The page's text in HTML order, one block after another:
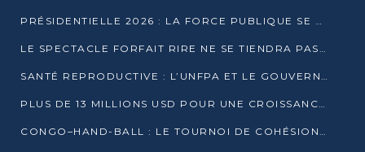
PRÉSIDENTIELLE 2026 : LA FORCE PUBLIQUE SE PRÉPARE À SÉCURISER LE SCRUTIN
LE SPECTACLE FORFAIT RIRE NE SE TIENDRA PAS LE 1ER JANVIER
SANTÉ REPRODUCTIVE : L’UNFPA ET LE GOUVERNEMENT AFFINENT LES PRIORITÉS DE 2026
PLUS DE 13 MILLIONS USD POUR UNE CROISSANCE VERTE ET SOUVERAINE
CONGO–HAND-BALL : LE TOURNOI DE COHÉSION ET DE FRATERNITÉ ALLUME SES LAMPIONS À BRAZZAVILLE